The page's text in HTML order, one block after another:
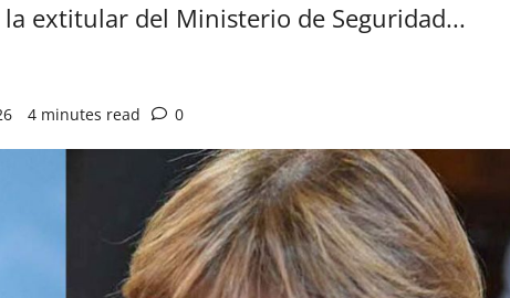
extitular del Ministerio de Seguridad...
4 minutes read 0